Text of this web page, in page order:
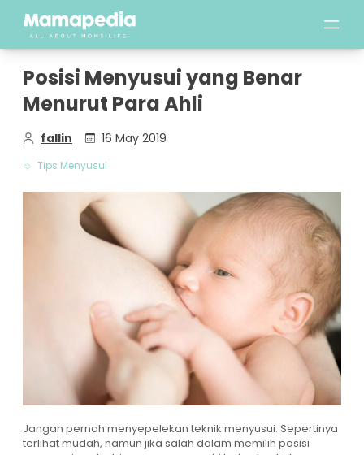
Posisi Menyusui yang Benar
Menurut Para Ahli
fallin 16 May 2019
Tips Menyusui
Jangan pernah menyepelekan teknik menyusui. Sepertinya
terlihat mudah, namun jika salah dalam memilih posisi